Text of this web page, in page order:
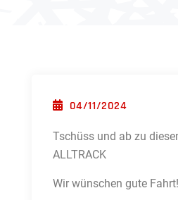
POSTED ON
04/11/2024
Tschüss und ab zu
ALLTRACK
Wir wünschen gute Fahrt!